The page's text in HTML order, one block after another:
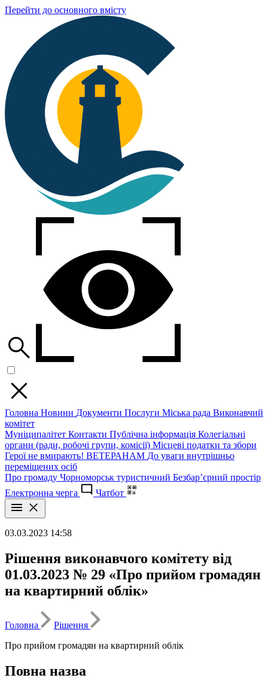
Перейти до основного вмісту
Головна Новини Документи Послуги Міська рада Виконавчий
комітет
Муніципалітет Контакти Публічна інформація Колегіальні
органи (ради, робочі групи, комісії) Місцеві податки та збори
Герої не вмирають! ВЕТЕРАНАМ До уваги внутрішньо
переміщених осіб
Про громаду Чорноморськ туристичний Безбар’єрний простір
Електронна черга
Чатбот
03.03.2023 14:58
Рішення виконавчого комітету від
01.03.2023 № 29 «Про прийом громадян
на квартирний облік»
Головна
Рішення
Про прийом громадян на квартирний облік
Повна назва